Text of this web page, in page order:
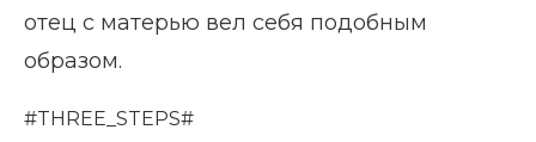
отец с матерью вел себя подобным
образом.
#THREE_STEPS#